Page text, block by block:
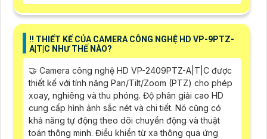
‼️ THIẾT KẾ CỦA CAMERA CÔNG NGHỆ HD VP-9PTZ-
A|T|C NHƯ THẾ NÀO?
🤝 Camera công nghệ HD VP-2409PTZ-A|T|C được
thiết kế với tính năng Pan/Tilt/Zoom (PTZ) cho phép
xoay, nghiêng và thu phóng. Độ phân giải cao HD
cung cấp hình ảnh sắc nét và chi tiết. Nó cũng có
khả năng tự động theo dõi chuyển động và thuật
toán thông minh. Điều khiển từ xa thông qua ứng